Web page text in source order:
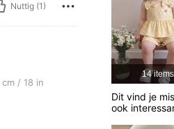
Nuttig (1)
/ 19 in, Heupen: 82 cm / 32 in, Kleur:
/ 18 in
4.87
4.87
4.87
14 items
Dit vind je
ook